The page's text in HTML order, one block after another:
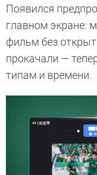
Появился
главном экране:
фильм без
прокачали —
типам и времени.